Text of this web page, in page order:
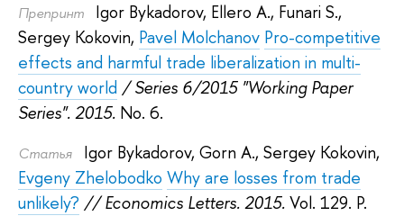
Препринт Igor Bykadorov, Ellero A., Funari S.,
Sergey Kokovin, Pavel Molchanov Pro-competitive
effects and harmful trade liberalization in multi-
country world / Series 6/2015 "Working Paper
Series". 2015. No. 6.
Статья Igor Bykadorov, Gorn A., Sergey Kokovin,
Evgeny Zhelobodko Why are losses from trade
unlikely? // Economics Letters. 2015. Vol. 129. P.